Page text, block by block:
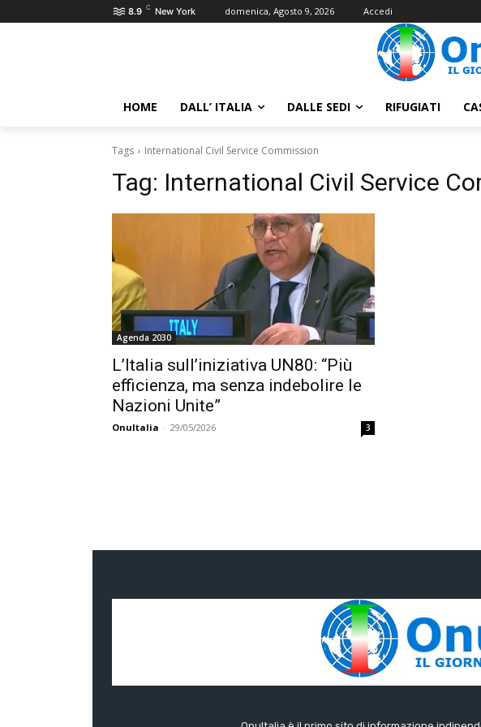
8.9 C New York domenica, Agosto 9, 2026 Accedi
HOME DALL’ ITALIA DALLE SEDI RIFUGIATI
Tags International Civil Service Commission
Tag: International Civil Service
Agenda 2030
L’Italia sull’iniziativa UN80: “Più
efficienza, ma senza indebolire le
Nazioni Unite”
OnuItalia - 29/05/2026 3